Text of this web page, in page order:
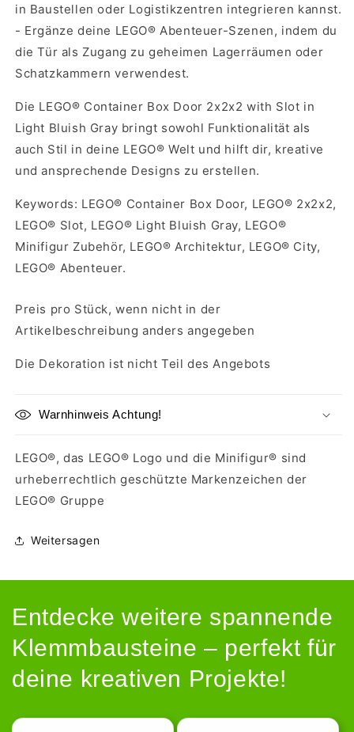
in Baustellen oder Logistikzentren integrieren kannst.
- Ergänze deine LEGO® Abenteuer-Szenen, indem du
die Tür als Zugang zu geheimen Lagerräumen oder
Schatzkammern verwendest.
Die LEGO® Container Box Door 2x2x2 with Slot in
Light Bluish Gray bringt sowohl Funktionalität als
auch Stil in deine LEGO® Welt und hilft dir, kreative
und ansprechende Designs zu erstellen.
Keywords: LEGO® Container Box Door, LEGO® 2x2x2,
LEGO® Slot, LEGO® Light Bluish Gray, LEGO®
Minifigur Zubehör, LEGO® Architektur, LEGO® City,
LEGO® Abenteuer.
Preis pro Stück, wenn nicht in der
Artikelbeschreibung anders angegeben
Die Dekoration ist nicht Teil des Angebots
Warnhinweis Achtung!
LEGO®, das LEGO® Logo und die Minifigur® sind
urheberrechtlich geschützte Markenzeichen der
LEGO® Gruppe
Weitersagen
Entdecke weitere spannende
Klemmbausteine – perfekt für
deine kreativen Projekte!